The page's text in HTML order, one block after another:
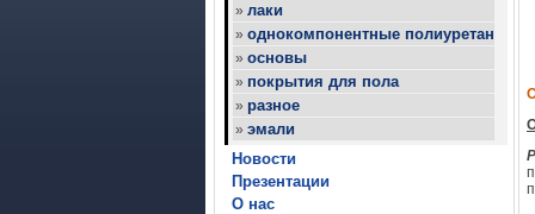
» лаки
» однокомпонентные полиуретаны
» основы
» покрытия для пола
» разное
» эмали
Новости
Презентации
О нас